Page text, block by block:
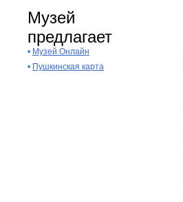
Музей
предлагает
• Музей Онлайн
• Пушкинская карта